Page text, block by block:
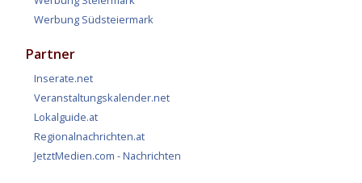
Werbung Südsteiermark
Partner
Inserate.net
Veranstaltungskalender.net
Lokalguide.at
Regionalnachrichten.at
JetztMedien.com - Nachrichten